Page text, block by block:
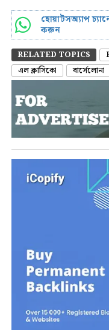
হোয়াটসঅ্যাপ
করুন
RELATED TOPICS
এল ক্লাসিকো
বার্সেলোনা